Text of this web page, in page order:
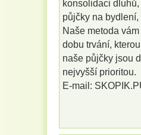
konsolidaci
půjčky na
Naše metoda
dobu trvání,
naše půjčky jsou
nejvyšší prioritou.
E-mail: